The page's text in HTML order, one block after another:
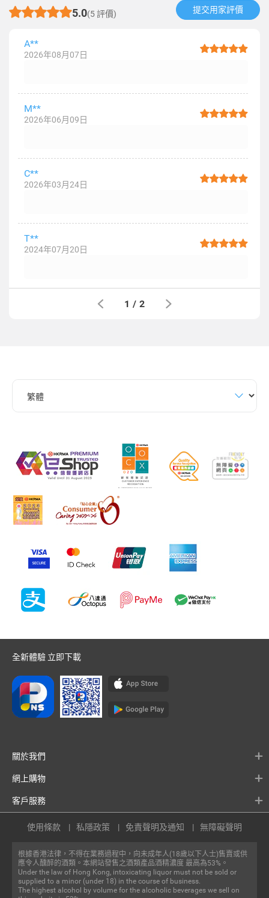
5.0(5 評價) 提交用家評價​
A**
2026年08月07日
M**
2026年06月09日
C**
2026年03月24日
T**
2024年07月20日
1 / 2
全新體驗 立即下載
關於我們
網上購物
客戶服務
根據香港法律，不得在業務過程中，向未成年人(18歲以下人士)售賣或供
應令人醺醉的酒類。本網站發售之酒類產品酒精濃度 最高為53%。
Under the law of Hong Kong, intoxicating liquor must not be sold or
supplied to a minor (under 18) in the course of business.
The highest alcohol by volume for the alcoholic beverages we sell on
使用條款 私隱政策 免責聲明及通知 無障礙聲明